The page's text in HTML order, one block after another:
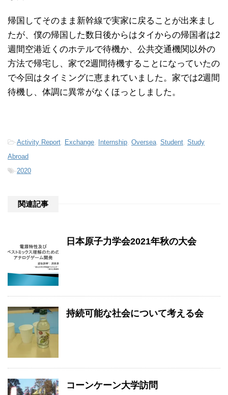
帰国してそのまま新幹線で実家に戻ることが出来まし
たが、僕の帰国した数日後からはタイからの帰国者は2
週間空港近くのホテルで待機か、公共交通機関以外の
方法で帰宅し、家で2週間待機することになっていたの
で今回はタイミングに恵まれていました。家では2週間
待機し、体調に異常がなくほっとしました。
-Activity Report, Exchange, Internship, Oversea, Student, Study
Abroad
-2020
関連記事
日本原子力学会2021年秋の大会
持続可能な社会について考える会
コーンケーン大学訪問